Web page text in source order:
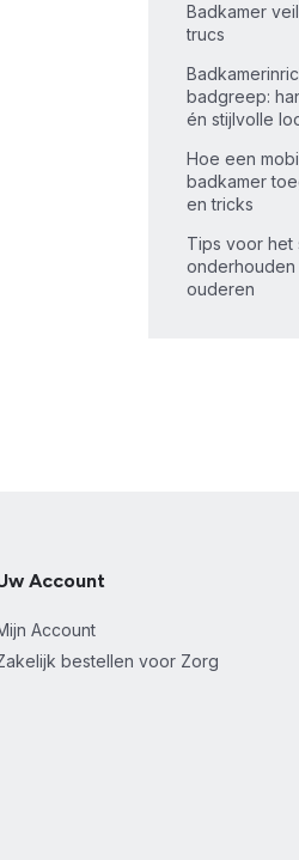
Badkamer
trucs
badgreep:
én stijlvolle
Hoe een
badkamer
en tricks
Tips voor het
ouderen
Account
Account
bestellen voor Zorg